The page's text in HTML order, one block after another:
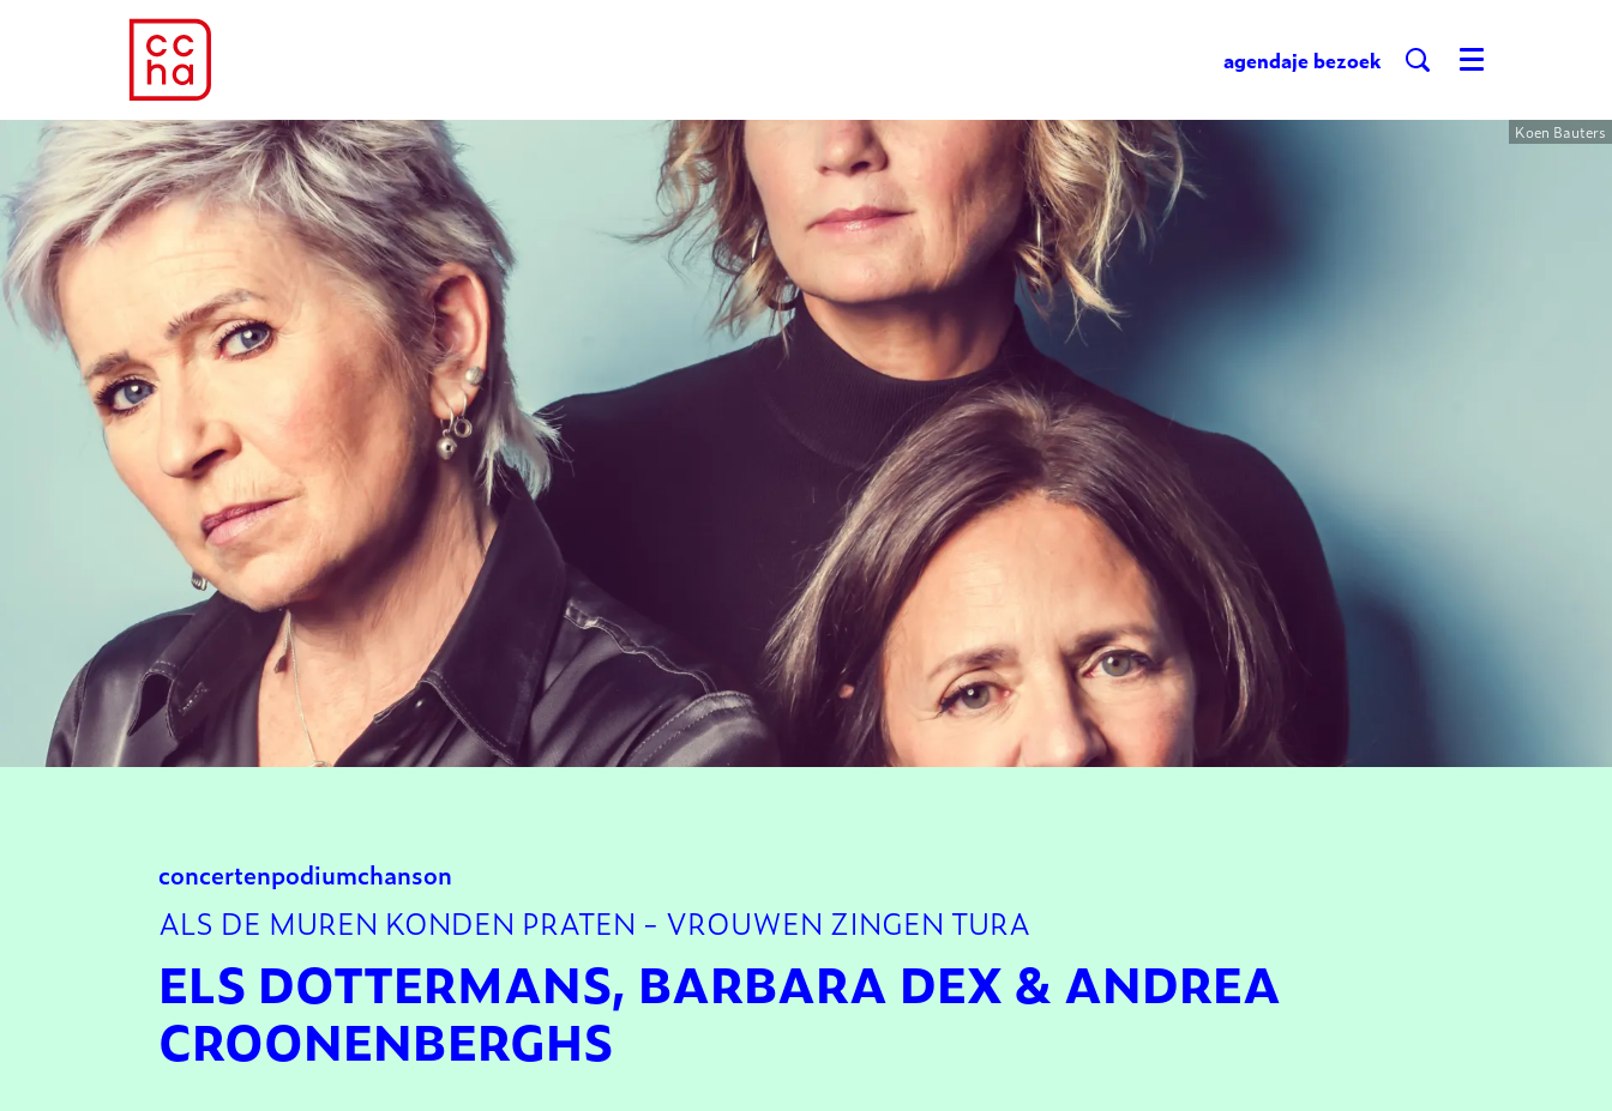
agendaje bezoek Menu
Koen Bauters
concertenpodiumchanson
ALS DE MUREN KONDEN PRATEN - VROUWEN ZINGEN TURA
ELS DOTTERMANS, BARBARA DEX & ANDREA
CROONENBERGHS